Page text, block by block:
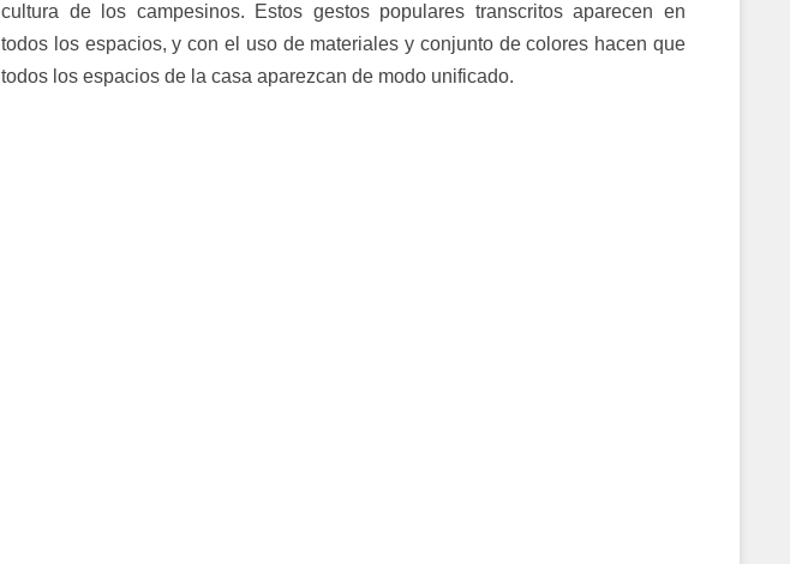
cultura de los campesinos. Estos gestos populares transcritos aparecen en
todos los espacios, y con el uso de materiales y conjunto de colores hacen que
todos los espacios de la casa aparezcan de modo unificado.